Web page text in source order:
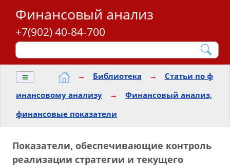
Финансовый анализ
+7(902) 40-84-700
≡ → Библиотека →
Статьи по ф
инансовому анализу
→
Финансовый анализ,
финансовые показатели
Показатели, обеспечивающие контроль
реализации стратегии и текущего